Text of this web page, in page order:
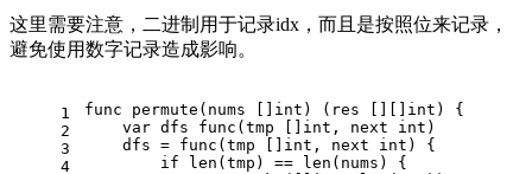
这里需要注意，二进制用于记录idx，而且是按照位来记录，
避免使用数字记录造成影响。
1
2
3
4
func permute (nums [] int ) (res [][] int ) {
var dfs func (tmp [] int , next int )
    dfs =
func (tmp [] int , next int )
{
if
len (tmp) == len (nums) {